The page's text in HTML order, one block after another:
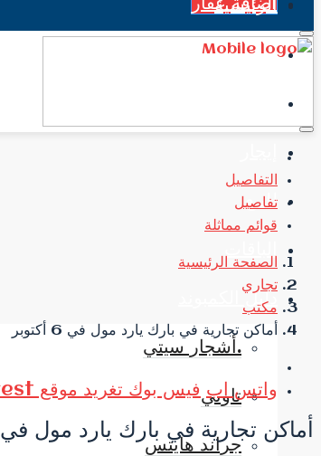
اضافة عقار
الرئيسية
جميع العقارات
للبيع
دليل الكمبوند
.أشجار سيتي
تاوني
جراند هايتس
التفاصيل
تفاصيل
قوائم مماثلة
الصفحة الرئيسية
تجاري
مكتب
أماكن تجارية في بارك يارد مول في 6 أكتوبر
واتس اب فيس بوك تغريد موقع Pinterest
أماكن تجارية في بارك يارد مول في 6 أكتوبر